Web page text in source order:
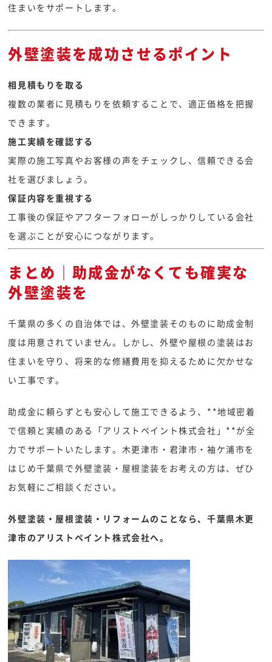
住まいをサポートします。
外壁塗装を成功させるポイント
相見積もりを取る
複数の業者に見積もりを依頼することで、適正価格を把握
できます。
施工実績を確認する
実際の施工写真やお客様の声をチェックし、信頼できる会
社を選びましょう。
保証内容を重視する
工事後の保証やアフターフォローがしっかりしている会社
を選ぶことが安心につながります。
まとめ｜助成金がなくても確実な
外壁塗装を
千葉県の多くの自治体では、外壁塗装そのものに助成金制
度は用意されていません。しかし、外壁や屋根の塗装はお
住まいを守り、将来的な修繕費用を抑えるために欠かせな
い工事です。
助成金に頼らずとも安心して施工できるよう、**地域密着
で信頼と実績のある「アリストペイント株式会社」**が全
力でサポートいたします。木更津市・君津市・袖ケ浦市を
はじめ千葉県で外壁塗装・屋根塗装をお考えの方は、ぜひ
お気軽にご相談ください。
外壁塗装・屋根塗装・リフォームのことなら、千葉県木更
津市のアリストペイント株式会社へ。